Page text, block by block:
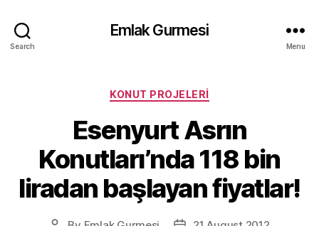
Search
Emlak Gurmesi
Menu
Categories
KONUT PROJELERI
Esenyurt Asrın
Konutları’nda 118 bin
liradan başlayan fiyatlar!